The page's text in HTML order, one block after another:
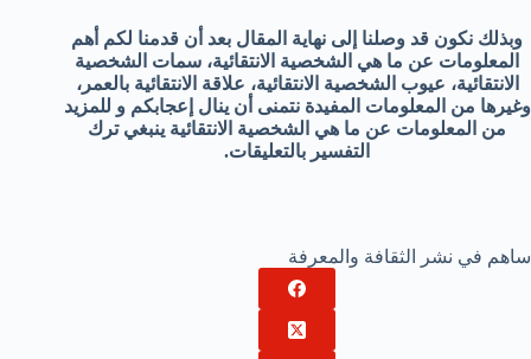
وبذلك نكون قد وصلنا إلى نهاية المقال بعد أن قدمنا لكم أهم
المعلومات عن ما هي الشخصية الانتقائية، سمات الشخصية
الانتقائية، عيوب الشخصية الانتقائية، علاقة الانتقائية بالعمر،
وغيرها من المعلومات المفيدة نتمنى أن ينال إعجابكم و للمزيد
من المعلومات عن ما هي الشخصية الانتقائية ينبغي ترك
التفسير بالتعليقات.
ساهم في نشر الثقافة والمعرفة